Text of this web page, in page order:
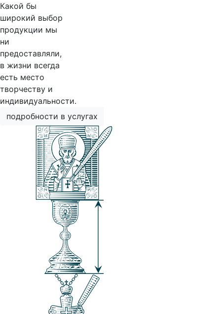
Какой бы
широкий выбор
продукции мы
ни
предоставляли,
в жизни всегда
есть место
творчеству и
индивидуальности.
подробности в услугах